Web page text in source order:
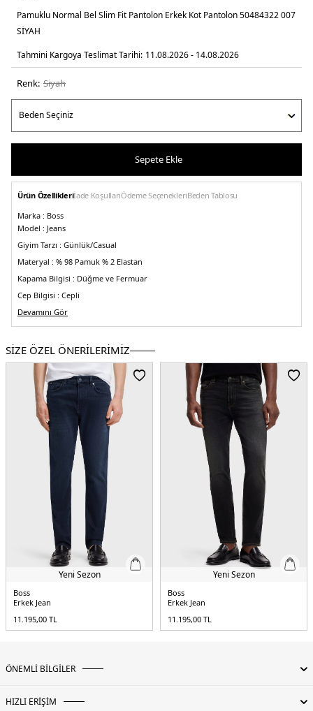
Pamuklu Normal Bel Slim Fit Pantolon Erkek Kot Pantolon 50484322 007
SİYAH
Tahmini Kargoya Teslimat Tarihi: 11.08.2026 - 14.08.2026
Renk: si̇yah
Sepete Ekle
Ürün Özellikleriİade KoşullarıÖdeme SeçenekleriBeden Tablosu
Marka : Boss
Model : Jeans
Giyim Tarzı : Günlük/Casual
Materyal : % 98 Pamuk % 2 Elastan
Kapama Bilgisi : Düğme ve Fermuar
Cep Bilgisi : Cepli
Kalıp Bilgisi :Slim Fit, Normal Bel, Daralan Paça
Manken Ölçüsü :Boy : 1.87 cm / Beden : 32/32
5DY150484322007.07
Devamını Gör
SİZE ÖZEL ÖNERİLERİMİZ
Yeni Sezon
Boss
Erkek Jean
11.195,00 TL
Yeni Sezon
Boss
Erkek Jean
11.195,00 TL
ÖNEMLİ BİLGİLER
HIZLI ERİŞİM